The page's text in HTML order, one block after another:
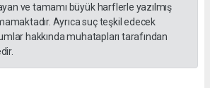
ve tamamı büyük harflerle yazılmış
Ayrıca suç teşkil edecek
hakkında muhatapları tarafından